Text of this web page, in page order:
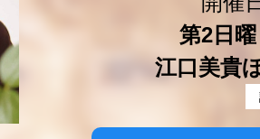
第2日
江口美貴